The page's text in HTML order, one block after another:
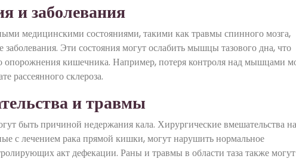
и заболевания
медицинскими состояниями, такими как травмы спинного мозга,
Эти состояния могут ослабить мышцы тазового дна, что
кишечника. Например, потеря контроля над мышцами
рассеянного склероза.
и травмы
быть причиной недержания кала. Хирургические вмешательства на
с лечением рака прямой кишки, могут нарушить нормальное
акт дефекации. Раны и травмы в области таза также могут